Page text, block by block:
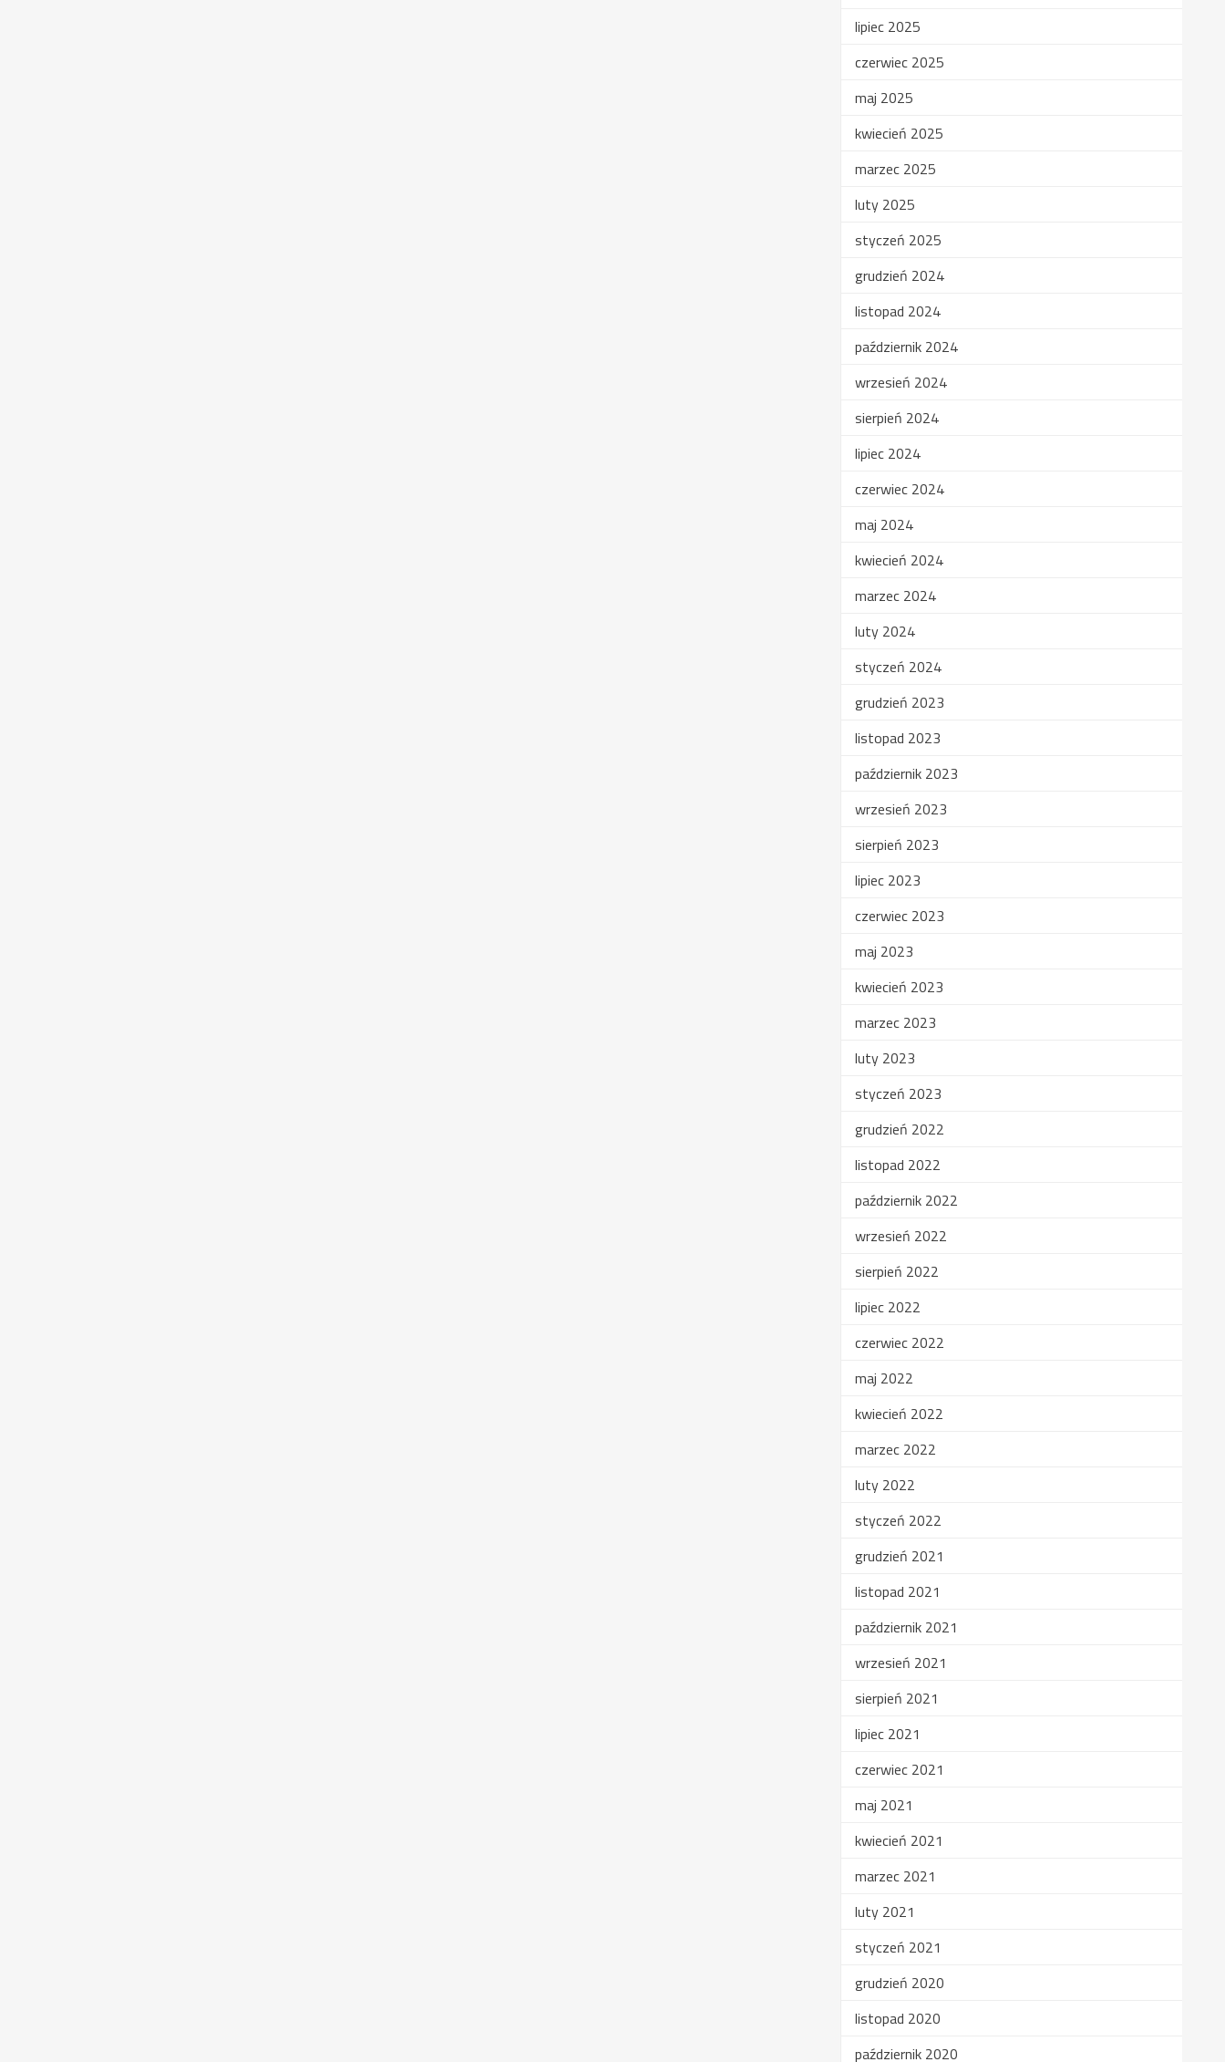
lipiec 2025
czerwiec 2025
maj 2025
kwiecień 2025
marzec 2025
luty 2025
styczeń 2025
grudzień 2024
listopad 2024
październik 2024
wrzesień 2024
sierpień 2024
lipiec 2024
czerwiec 2024
maj 2024
kwiecień 2024
marzec 2024
luty 2024
styczeń 2024
grudzień 2023
listopad 2023
październik 2023
wrzesień 2023
sierpień 2023
lipiec 2023
czerwiec 2023
maj 2023
kwiecień 2023
marzec 2023
luty 2023
styczeń 2023
grudzień 2022
listopad 2022
październik 2022
wrzesień 2022
sierpień 2022
lipiec 2022
czerwiec 2022
maj 2022
kwiecień 2022
marzec 2022
luty 2022
styczeń 2022
grudzień 2021
listopad 2021
październik 2021
wrzesień 2021
sierpień 2021
lipiec 2021
czerwiec 2021
maj 2021
kwiecień 2021
marzec 2021
luty 2021
styczeń 2021
grudzień 2020
listopad 2020
październik 2020